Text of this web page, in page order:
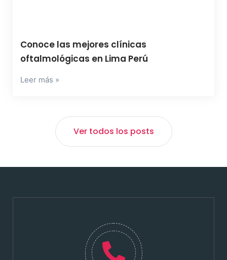
Conoce las mejores clínicas
oftalmológicas en Lima Perú
Leer más »
Ver todos los posts